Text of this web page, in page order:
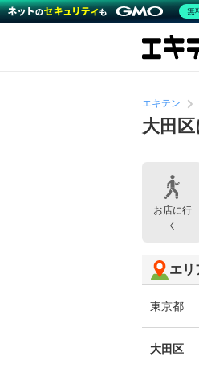
エキテン
大田
お店に行
く
エリ
東京都
大田区
無